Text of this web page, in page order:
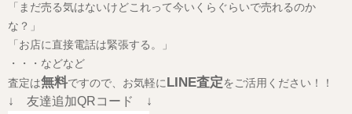
「まだ売る気はないけどこれって今いくらぐらいで売れるのか
な？」
「お店に直接電話は緊張する。」
・・・などなど
査定は無料ですので、お気軽に LINE査定をご活用ください！！
↓ 友達追加QRコード ↓